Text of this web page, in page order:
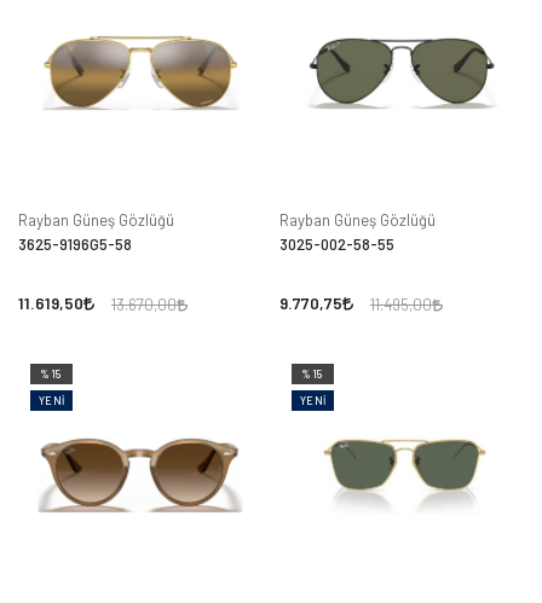
Rayban Güneş Gözlüğü
3625-9196G5-58
11.619,50 13.670,00
Rayban Güneş Gözlüğü
3025-002-58-55
9.770,75 11.495,00
%15
YENI
%15
YENI